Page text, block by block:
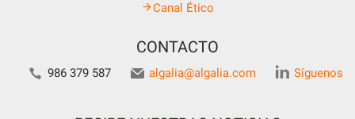
Canal Ético
CONTACTO
986 379 587 algalia@algalia.com Síguenos